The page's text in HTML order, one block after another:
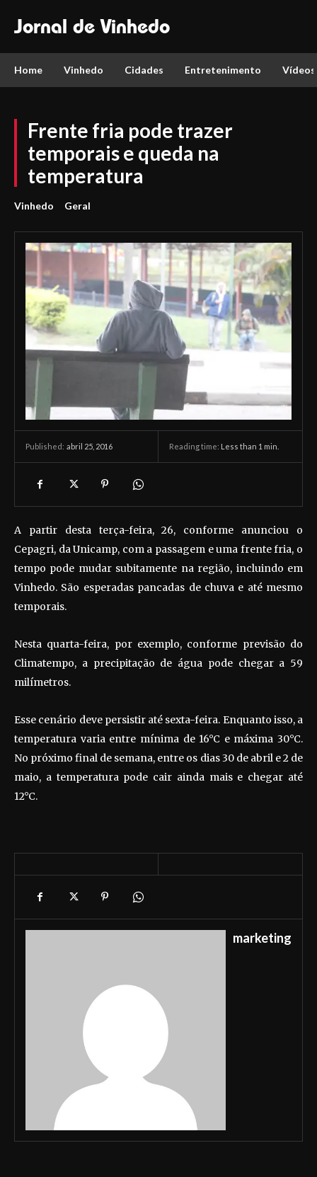
Jornal de Vinhedo
Home Vinhedo Cidades Entretenimento Vídeos
Frente fria pode trazer
temporais e queda na
temperatura
Vinhedo Geral
Published: abril 25, 2016 Reading time: Less than 1 min.
A partir desta terça-feira, 26, conforme anunciou o
Cepagri, da Unicamp, com a passagem e uma frente fria, o
tempo pode mudar subitamente na região, incluindo em
Vinhedo. São esperadas pancadas de chuva e até mesmo
temporais.
Nesta quarta-feira, por exemplo, conforme previsão do
Climatempo, a precipitação de água pode chegar a 59
milímetros.
Esse cenário deve persistir até sexta-feira. Enquanto isso, a
temperatura varia entre mínima de 16°C e máxima 30°C.
No próximo final de semana, entre os dias 30 de abril e 2 de
maio, a temperatura pode cair ainda mais e chegar até
12°C.
marketing